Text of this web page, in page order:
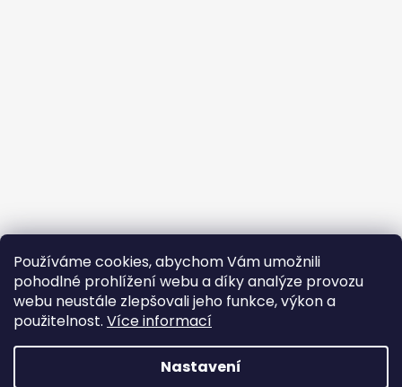
Používáme cookies, abychom Vám umožnili
pohodlné prohlížení webu a díky analýze provozu
webu neustále zlepšovali jeho funkce, výkon a
použitelnost. Více informací
Nastavení